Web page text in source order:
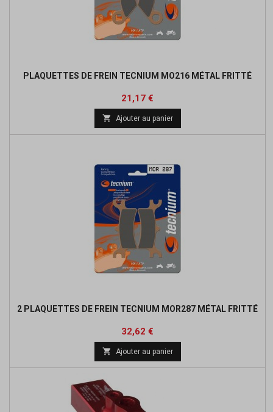
PLAQUETTES DE FREIN TECNIUM MO216 MÉTAL FRITTÉ
Prix
21,17 €
base
 Ajouter au panier
2 PLAQUETTES DE FREIN TECNIUM MOR287 MÉTAL FRITTÉ
Prix
32,62 €
base
 Ajouter au panier